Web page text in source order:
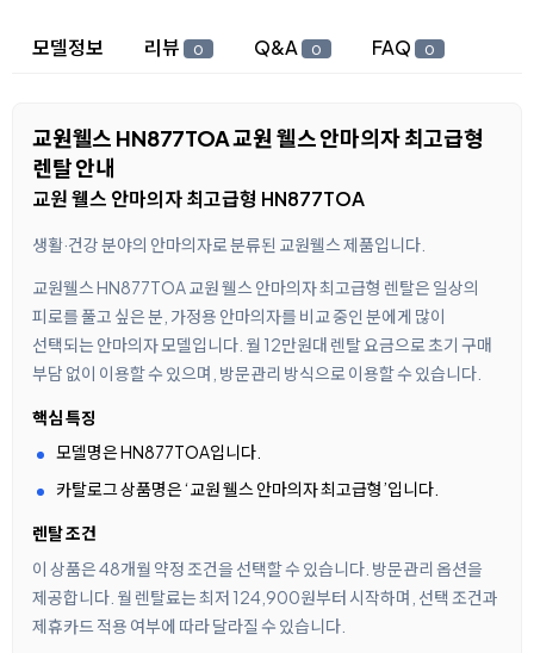
상세 정보
모델정보 리뷰 0 Q&A 0 FAQ 0
교원웰스 HN877TOA 교원 웰스 안마의자 최고급형
렌탈 안내
교원 웰스 안마의자 최고급형 HN877TOA
생활·건강 분야의 안마의자로 분류된 교원웰스 제품입니다.
교원웰스 HN877TOA 교원 웰스 안마의자 최고급형 렌탈은 일상의
피로를 풀고 싶은 분, 가정용 안마의자를 비교 중인 분에게 많이
선택되는 안마의자 모델입니다. 월 12만원대 렌탈 요금으로 초기 구매
부담 없이 이용할 수 있으며, 방문관리 방식으로 이용할 수 있습니다.
핵심 특징
모델명은 HN877TOA입니다.
카탈로그 상품명은 ‘교원 웰스 안마의자 최고급형’입니다.
렌탈 조건
이 상품은 48개월 약정 조건을 선택할 수 있습니다. 방문관리 옵션을
제공합니다. 월 렌탈료는 최저 124,900원부터 시작하며, 선택 조건과
제휴카드 적용 여부에 따라 달라질 수 있습니다.